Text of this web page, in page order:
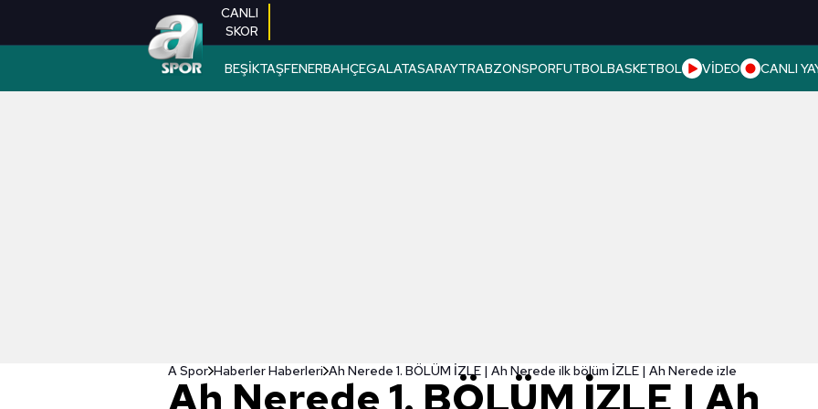
CANLI
SKOR
BEŞİKTAŞFENERBAHÇEGALATASARAYTRABZONSPORFUTBOLBASKETBOL VİDEO CANLI
A Spor Haberler Haberleri Ah Nerede 1. BÖLÜM İZLE | Ah Nerede ilk bölüm İZLE | Ah Nerede izle
Ah Nerede 1. BÖLÜM İZLE | Ah